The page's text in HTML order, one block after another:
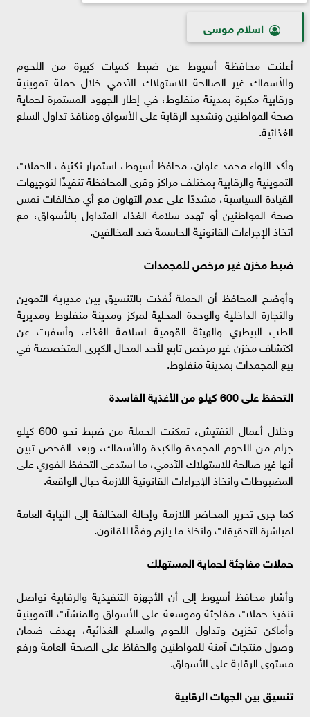
اسلام موسى
أعلنت محافظة أسيوط عن ضبط كميات كبيرة من اللحوم
والأسماك غير الصالحة للاستهلاك الآدمي خلال حملة تموينية
ورقابية مكبرة بمدينة منفلوط، في إطار الجهود المستمرة لحماية
صحة المواطنين وتشديد الرقابة على الأسواق ومنافذ تداول السلع
الغذائية.
وأكد اللواء محمد علوان، محافظ أسيوط، استمرار تكثيف الحملات
التموينية والرقابية بمختلف مراكز وقرى المحافظة تنفيذًا لتوجيهات
القيادة السياسية، مشددًا على عدم التهاون مع أي مخالفات تمس
صحة المواطنين أو تهدد سلامة الغذاء المتداول بالأسواق، مع
اتخاذ الإجراءات القانونية الحاسمة ضد المخالفين.
ضبط مخزن غير مرخص للمجمدات
وأوضح المحافظ أن الحملة نُفذت بالتنسيق بين مديرية التموين
والتجارة الداخلية والوحدة المحلية لمركز ومدينة منفلوط ومديرية
الطب البيطري والهيئة القومية لسلامة الغذاء، وأسفرت عن
اكتشاف مخزن غير مرخص تابع لأحد المحال الكبرى المتخصصة في
بيع المجمدات بمدينة منفلوط.
التحفظ على 600 كيلو من الأغذية الفاسدة
وخلال أعمال التفتيش، تمكنت الحملة من ضبط نحو 600 كيلو
جرام من اللحوم المجمدة والكبدة والأسماك، وبعد الفحص تبين
أنها غير صالحة للاستهلاك الآدمي، ما استدعى التحفظ الفوري على
المضبوطات واتخاذ الإجراءات القانونية اللازمة حيال الواقعة.
كما جرى تحرير المحاضر اللازمة وإحالة المخالفة إلى النيابة العامة
لمباشرة التحقيقات واتخاذ ما يلزم وفقًا للقانون.
حملات مفاجئة لحماية المستهلك
وأشار محافظ أسيوط إلى أن الأجهزة التنفيذية والرقابية تواصل
تنفيذ حملات مفاجئة وموسعة على الأسواق والمنشآت التموينية
وأماكن تخزين وتداول اللحوم والسلع الغذائية، بهدف ضمان
وصول منتجات آمنة للمواطنين والحفاظ على الصحة العامة ورفع
مستوى الرقابة على الأسواق.
تنسيق بين الجهات الرقابية